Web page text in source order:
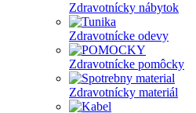
Zdravotnícky nábytok
Zdravotnícke odevy
Zdravotnícke pomôcky
Zdravotnícky materiál